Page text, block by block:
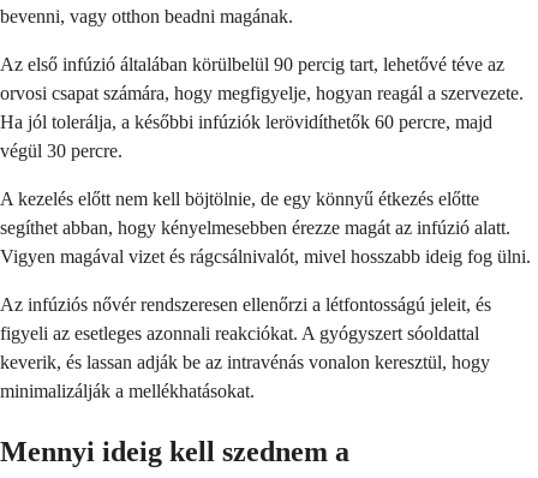
bevenni, vagy otthon beadni magának.
Az első infúzió általában körülbelül 90 percig tart, lehetővé téve az
orvosi csapat számára, hogy megfigyelje, hogyan reagál a szervezete.
Ha jól tolerálja, a későbbi infúziók lerövidíthetők 60 percre, majd
végül 30 percre.
A kezelés előtt nem kell böjtölnie, de egy könnyű étkezés előtte
segíthet abban, hogy kényelmesebben érezze magát az infúzió alatt.
Vigyen magával vizet és rágcsálnivalót, mivel hosszabb ideig fog ülni.
Az infúziós nővér rendszeresen ellenőrzi a létfontosságú jeleit, és
figyeli az esetleges azonnali reakciókat. A gyógyszert sóoldattal
keverik, és lassan adják be az intravénás vonalon keresztül, hogy
minimalizálják a mellékhatásokat.
Mennyi ideig kell szednem a